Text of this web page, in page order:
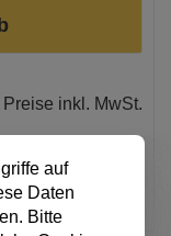
inkl. MwSt.
Verfügbar
Artikel merken
auf
Daten
Bitte